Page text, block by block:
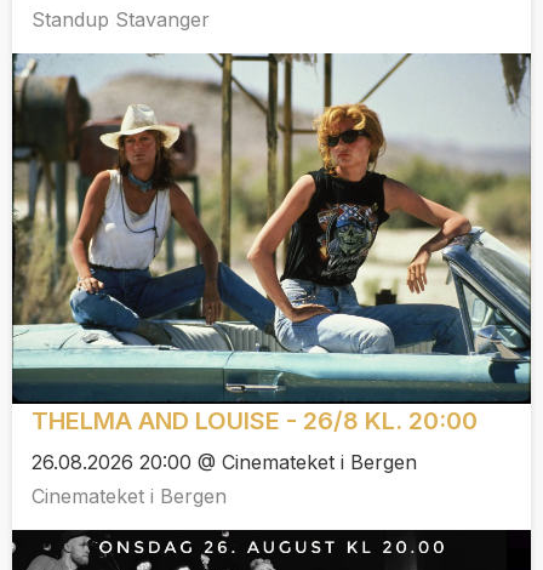
Standup Stavanger
THELMA AND LOUISE - 26/8 KL. 20:00
26.08.2026 20:00 @ Cinemateket i Bergen
Cinemateket i Bergen